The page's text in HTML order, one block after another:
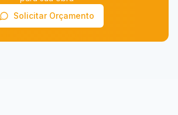
Solicitar Orçamento